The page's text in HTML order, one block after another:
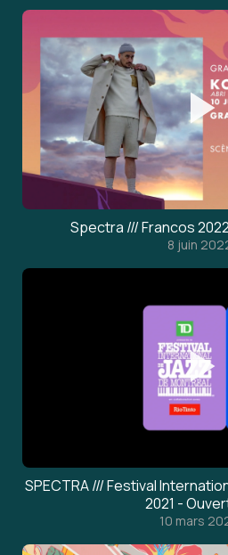
Spectra /// Francos
8 juin
SPECTRA /// Festival
2021 -
10 mars